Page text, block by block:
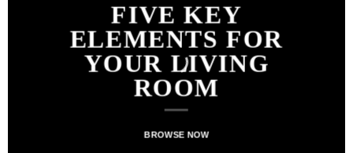
FIVE KEY
ELEMENTS FOR
YOUR LIVING
ROOM
BROWSE NOW